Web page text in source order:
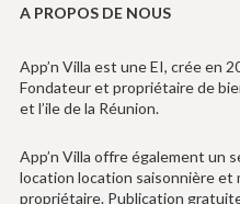
A PROPOS DE NOUS
App’n Villa est une EI, crée en
Fondateur et propriétaire de
et l’ile de la Réunion.
App’n Villa offre également un
location location saisonnière
propriétaire. Publication